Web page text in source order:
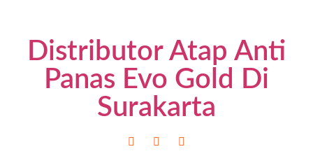
Distributor Atap Anti
Panas Evo Gold Di
Surakarta